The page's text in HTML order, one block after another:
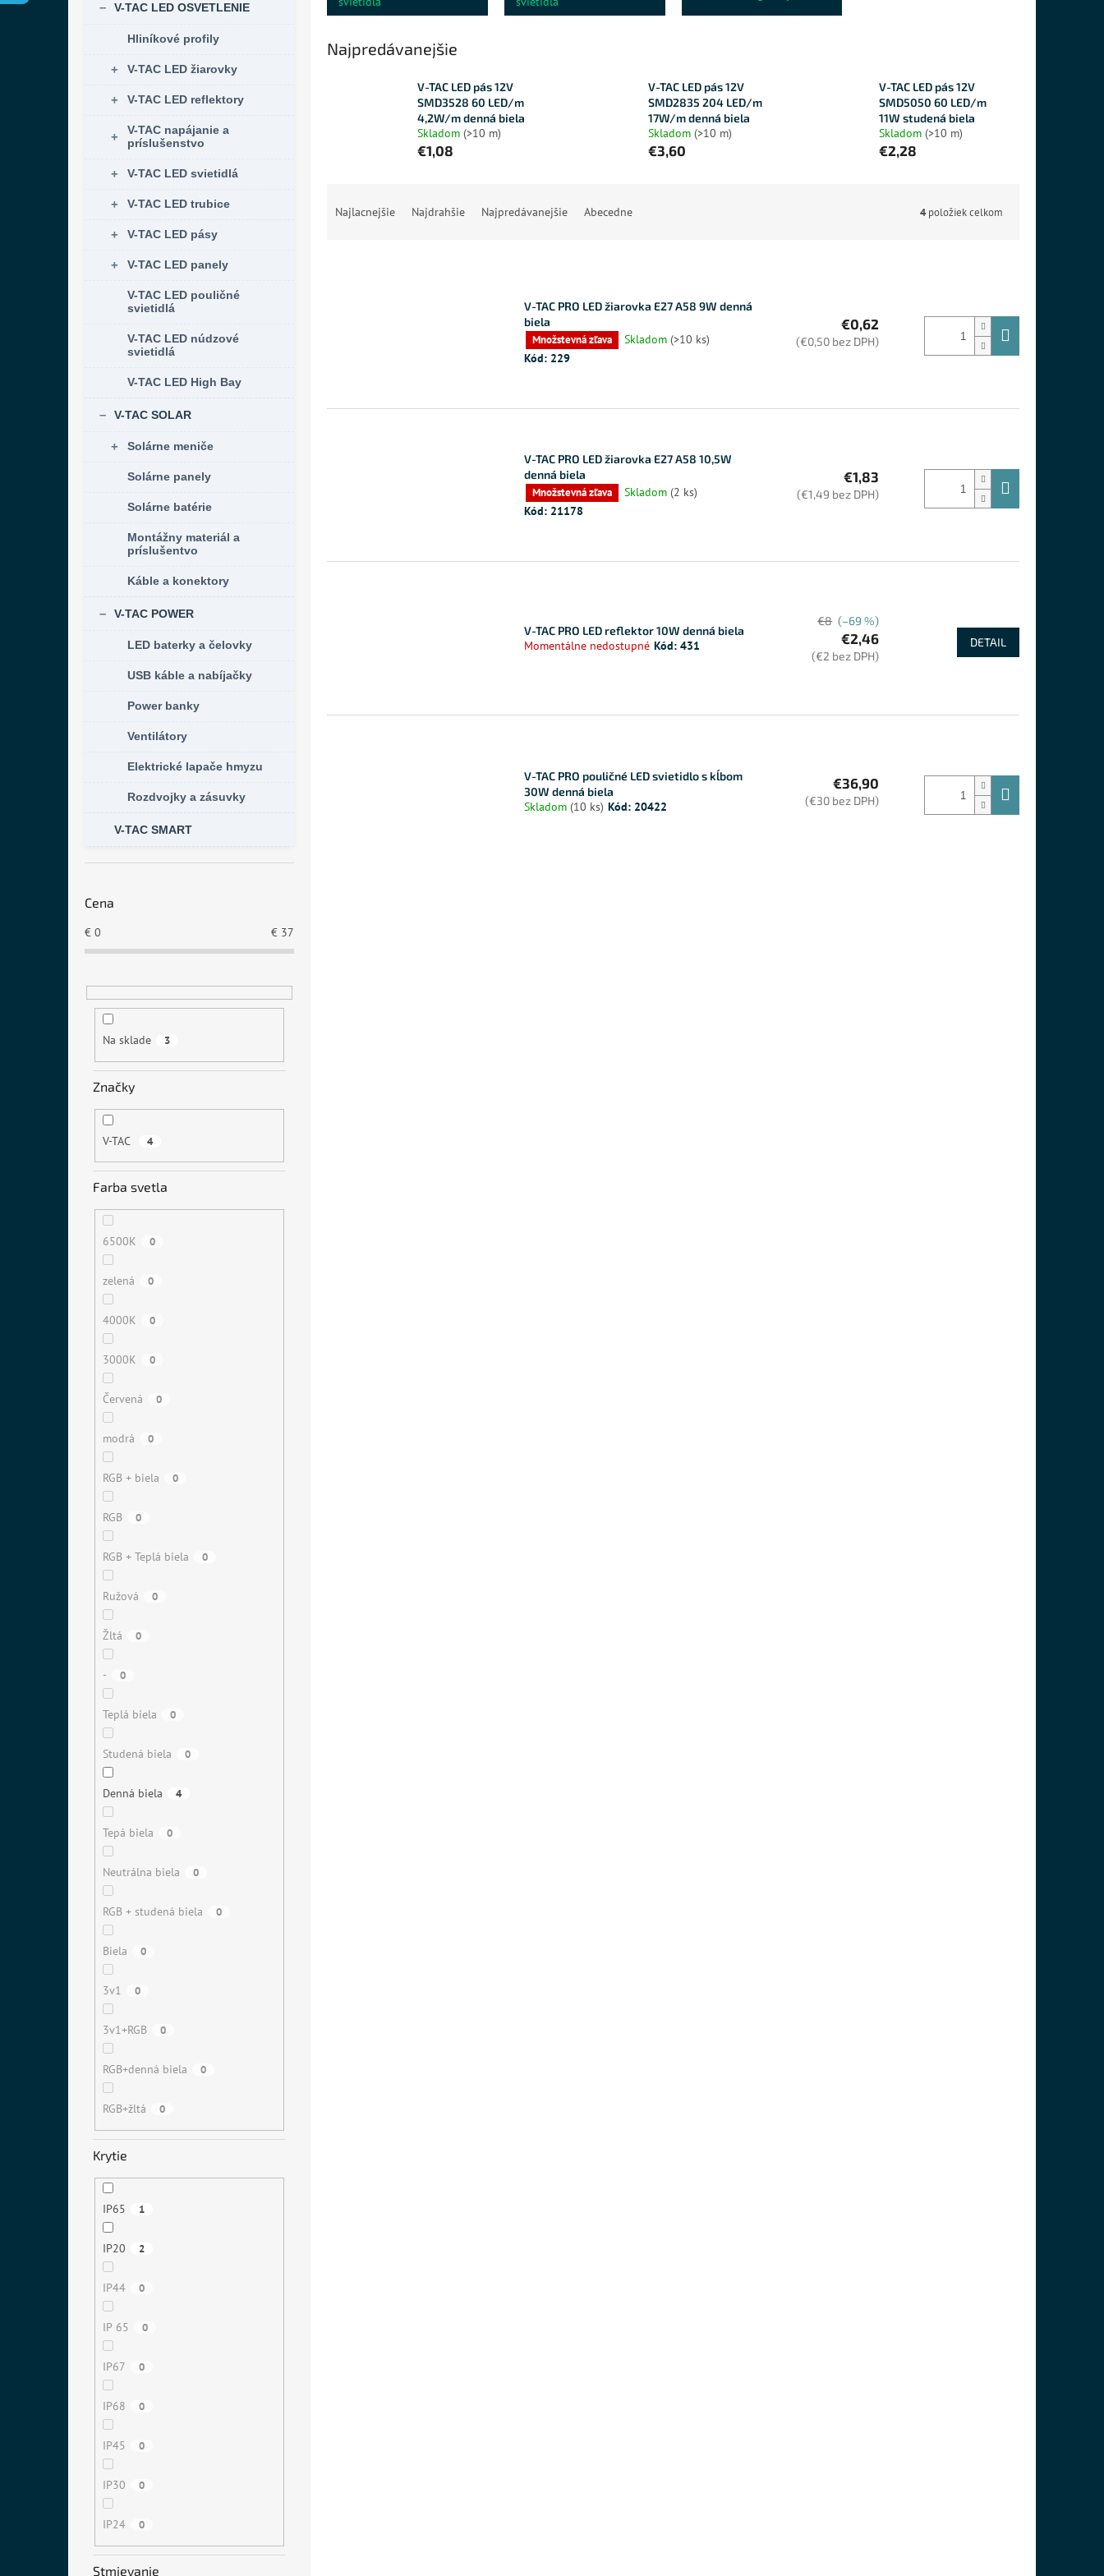
V-TAC LED OSVETLENIE
Hliníkové profily
V-TAC LED žiarovky
V-TAC LED reflektory
V-TAC napájanie a
príslušenstvo
V-TAC LED svietidlá
V-TAC LED trubice
V-TAC LED pásy
V-TAC LED panely
V-TAC LED pouličné
svietidlá
V-TAC LED núdzové
svietidlá
V-TAC LED High Bay
V-TAC SOLAR
Solárne meniče
Solárne panely
Solárne batérie
Montážny materiál a
príslušentvo
Káble a konektory
V-TAC POWER
LED baterky a čelovky
USB káble a nabíjačky
Power banky
Ventilátory
Elektrické lapače hmyzu
Rozdvojky a zásuvky
V-TAC SMART
Cena
€ 0 € 37
Na sklade 3
Značky
V-TAC 4
Farba svetla
6500K 0
zelená 0
4000K 0
3000K 0
Červená 0
modrá 0
RGB + biela 0
RGB 0
RGB + Teplá biela 0
Ružová 0
Žltá 0
- 0
Teplá biela 0
Studená biela 0
Denná biela 4
Tepá biela 0
Neutrálna biela 0
RGB + studená biela 0
Biela 0
3v1 0
3v1+RGB 0
RGB+denná biela 0
RGB+žltá 0
Krytie
IP65 1
IP20 2
IP44 0
IP 65 0
IP67 0
IP68 0
IP45 0
IP30 0
IP24 0
Stmievanie
Najpredávanejšie
V-TAC LED pás 12V
SMD3528 60 LED/m
4,2W/m denná biela
Skladom (>10 m)
€1,08
V-TAC LED pás 12V
SMD2835 204 LED/m
17W/m denná biela
Skladom (>10 m)
€3,60
V-TAC LED pás 12V
SMD5050 60 LED/m
11W studená biela
Skladom (>10 m)
€2,28
k
Najlacnejšie Najdrahšie Najpredávanejšie Abecedne 4položiek celkom
d
V-TAC PRO LED žiarovka E27 A58 9W denná
biela
Množstevná zľava
Skladom (>10 ks)
Kód: 229
€0,62
(€0,50 bez DPH)
V-TAC PRO LED žiarovka E27 A58 10,5W
denná biela
Množstevná zľava
Skladom (2 ks)
Kód: 21178
€1,83
(€1,49 bez DPH)
V-TAC PRO LED reflektor 10W denná biela
Momentálne nedostupné Kód: 431
€8 (–69 %)
€2,46
(€2 bez DPH)
DETAIL
V-TAC PRO pouličné LED svietidlo s kĺbom
30W denná biela
Skladom (10 ks) Kód: 20422
€36,90
(€30 bez DPH)